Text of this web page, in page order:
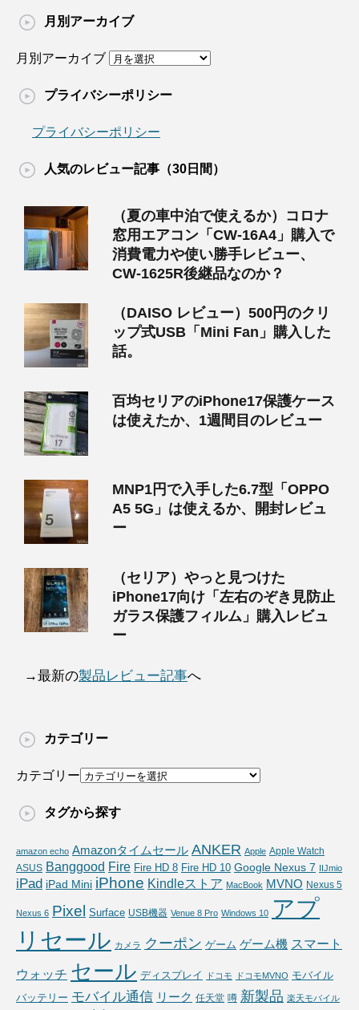
月別アーカイブ
月別アーカイブ
プライバシーポリシー
プライバシーポリシー
人気のレビュー記事（30日間）
（夏の車中泊で使えるか）コロナ
窓用エアコン「CW-16A4」購入で
消費電力や使い勝手レビュー、
CW-1625R後継品なのか？
（DAISO レビュー）500円のクリ
ップ式USB「Mini Fan」購入した
話。
百均セリアのiPhone17保護ケース
は使えたか、1週間目のレビュー
MNP1円で入手した6.7型「OPPO
A5 5G」は使えるか、開封レビュ
ー
（セリア）やっと見つけた
iPhone17向け「左右のぞき見防止
ガラス保護フィルム」購入レビュ
ー
→最新の製品レビュー記事へ
カテゴリー
カテゴリー
タグから探す
amazon echo Amazonタイムセール ANKER Apple Apple Watch
ASUS Banggood Fire Fire HD 8 Fire HD 10 Google Nexus 7 IIJmio
iPad iPad Mini iPhone Kindleストア MacBook MVNO Nexus 5
Nexus 6 Pixel Surface USB機器 Venue 8 Pro Windows 10 アプ
リセール カメラ クーポン ゲーム ゲーム機 スマート
ウォッチ セール ディスプレイ ドコモ ドコモMVNO モバイル
バッテリー モバイル通信 リーク 任天堂 噂 新製品 楽天モバイル